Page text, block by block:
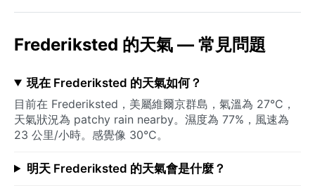
Frederiksted 的天氣 — 常見問題
現在 Frederiksted 的天氣如何？
目前在 Frederiksted，美屬維爾京群島，氣溫為 27°C，
天氣狀況為 patchy rain nearby。濕度為 77%，風速為
23 公里/小時。感覺像 30°C。
明天 Frederiksted 的天氣會是什麼？